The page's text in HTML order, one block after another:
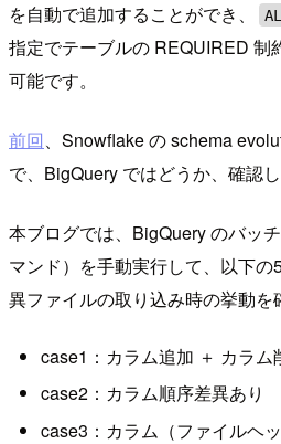
を自動で追加することができ、
指定でテーブルの REQUIRED 制
可能です。
前回、Snowflake の schema
で、BigQuery ではどうか、確認
本ブログでは、BigQuery のバッ
マンド）を手動実行して、以下
異ファイルの取り込み時の挙動を
case1：カラム追加 ＋ カラム
case2：カラム順序差異あり
case3：カラム（ファイルヘ